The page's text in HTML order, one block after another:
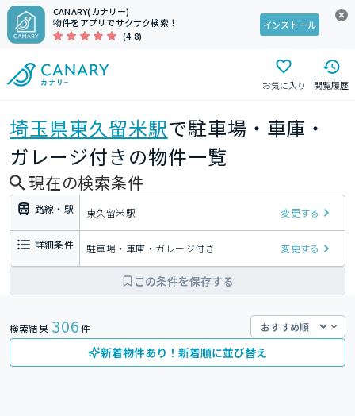
CANARY(カナリー)
物件をアプリでサクサク検索！
(4.8)
インストール
お気に入り 閲覧履歴
埼玉県東久留米駅で駐車場・車庫・
ガレージ付きの物件一覧
現在の検索条件
路線・駅 東久留米駅 変更する
詳細条件 駐車場・車庫・ガレージ付き 変更する
この条件を保存する
検索結果 306件
新着物件あり！新着順に並び替え